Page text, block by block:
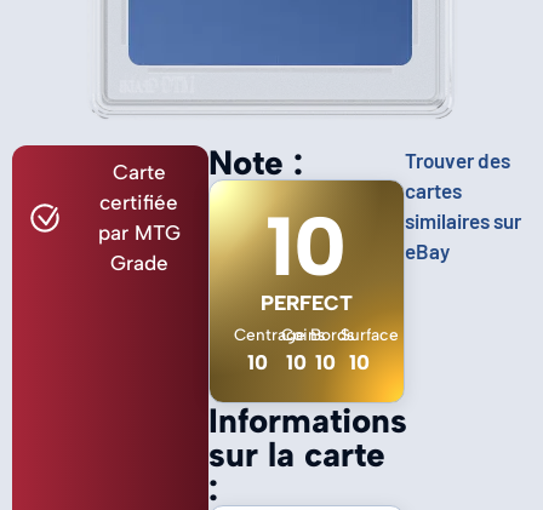
Carte
certifiée
par MTG
Grade
Informations
sur la carte
:
Note :
10
PERFECT
Centrage
10
Coins
10
Bords
10
Surface
10
Trouver des
cartes
similaires sur
eBay